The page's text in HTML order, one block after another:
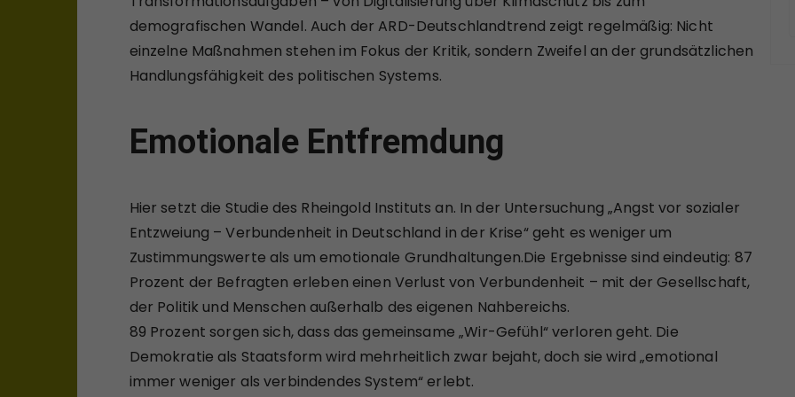
demografischen Wandel. Auch der ARD-Deutschlandtrend zeigt regelmäßig: Nicht
einzelne Maßnahmen stehen im Fokus der Kritik, sondern Zweifel an der grundsätzlichen
Handlungsfähigkeit des politischen Systems.
Emotionale Entfremdung
Hier setzt die Studie des Rheingold Instituts an. In der Untersuchung „Angst vor sozialer
Entzweiung – Verbundenheit in Deutschland in der Krise“ geht es weniger um
Zustimmungswerte als um emotionale Grundhaltungen.Die Ergebnisse sind eindeutig: 87
Prozent der Befragten erleben einen Verlust von Verbundenheit – mit der Gesellschaft,
der Politik und Menschen außerhalb des eigenen Nahbereichs.
89 Prozent sorgen sich, dass das gemeinsame „Wir-Gefühl“ verloren geht. Die
Demokratie als Staatsform wird mehrheitlich zwar bejaht, doch sie wird „emotional
immer weniger als verbindendes System“ erlebt.